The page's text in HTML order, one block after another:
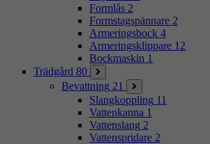
Formlås 2
Formstagspännare 2
Armeringsbock 4
Armeringsklippare 12
Bockmaskin 1
Trädgård 80
Bevattning 21
Slangkoppling 11
Vattenkanna 1
Vattenslang 2
Vattenspridare 2